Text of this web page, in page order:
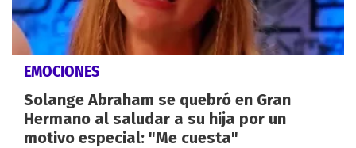
EMOCIONES
Solange Abraham se quebró en Gran
Hermano al saludar a su hija por un
motivo especial: "Me cuesta"